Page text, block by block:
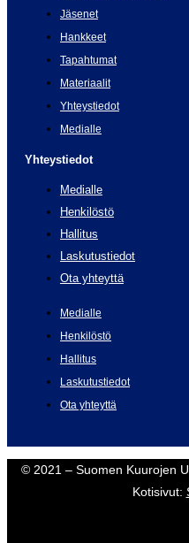
Jäsenet
Hankkeet
Tapahtumat
Materiaalit
Yhteystiedot
Medialle
Yhteystiedot
Medialle
Henkilöstö
Hallitus
Laskutustiedot
Ota yhteyttä
Medialle
Henkilöstö
Hallitus
Laskutustiedot
Ota yhteyttä
© 2021 – Suomen Kuurojen
Kotisivut: